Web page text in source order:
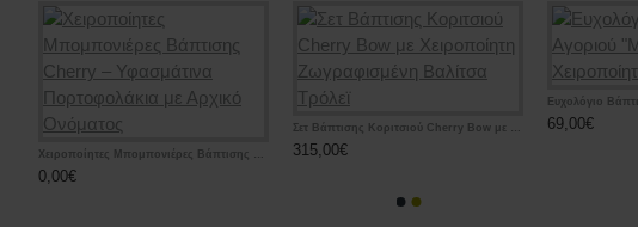
Χειροποίητες Μπομπονιέρες Βάπτισης Cherry – Υφασμάτινα Πορτοφολάκια με Αρχικό Ονόματος
0,00€
Σετ Βάπτισης Κοριτσιού Cherry Bow με Χειροποίητη Ζωγραφισμένη Βαλίτσα Τρόλεϊ
315,00€
69,00€
35,00€ 79,00€
24,00€